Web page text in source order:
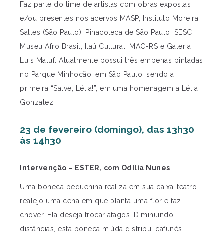
Faz parte do time de artistas com obras expostas
e/ou presentes nos acervos MASP, Instituto Moreira
Salles (São Paulo), Pinacoteca de São Paulo, SESC,
Museu Afro Brasil, Itaú Cultural, MAC-RS e Galeria
Luis Maluf. Atualmente possui três empenas pintadas
no Parque Minhocão, em São Paulo, sendo a
primeira “Salve, Lélia!”, em uma homenagem a Lélia
Gonzalez.
23 de fevereiro (domingo), das 13h30
às 14h30
Intervenção – ESTER, com Odília Nunes
Uma boneca pequenina realiza em sua caixa-teatro-
realejo uma cena em que planta uma flor e faz
chover. Ela deseja trocar afagos. Diminuindo
distâncias, esta boneca miúda distribui cafunés.